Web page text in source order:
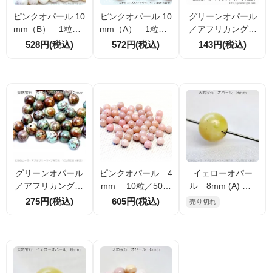
ピンクオパール 10
mm（B） 1粒／1
0粒入（15528945
528円(税込)
ピンクオパール 10
mm（A） 1粒／1
0粒入（5006815
572円(税込)
グリーンオパール
／アフリカングリ
ーンオパール コイ
143円(税込)
グリーンオパール
／アフリカングリ
ーン オパール 12
275円(税込)
ピンクオパール 4
mm 10粒／50粒
入／100粒入（261
605円(税込)
イェローオパー
ル 8mm (A) 1
点物在庫限り（15
売り切れ